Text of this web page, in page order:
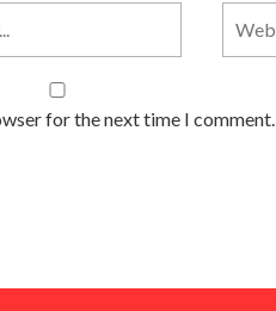
for the next time I comment.